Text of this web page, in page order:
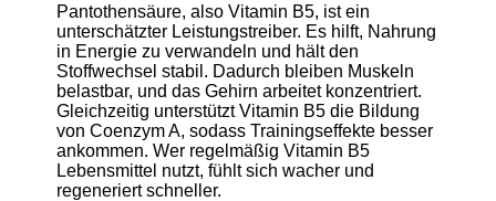
Pantothensäure, also Vitamin B5, ist ein
unterschätzter Leistungstreiber. Es hilft, Nahrung
in Energie zu verwandeln und hält den
Stoffwechsel stabil. Dadurch bleiben Muskeln
belastbar, und das Gehirn arbeitet konzentriert.
Gleichzeitig unterstützt Vitamin B5 die Bildung
von Coenzym A, sodass Trainingseffekte besser
ankommen. Wer regelmäßig Vitamin B5
Lebensmittel nutzt, fühlt sich wacher und
regeneriert schneller.